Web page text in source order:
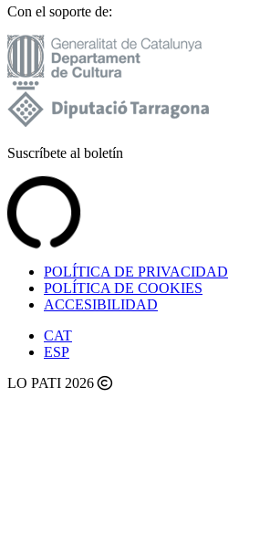
Con el soporte de:
Suscríbete al boletín
POLÍTICA DE PRIVACIDAD
POLÍTICA DE COOKIES
ACCESIBILIDAD
CAT
ESP
LO PATI 2026